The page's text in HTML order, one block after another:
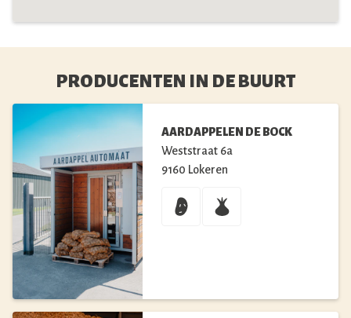
PRODUCENTEN IN DE BUURT
AARDAPPELEN DE BOCK
Weststraat 6a
9160 Lokeren